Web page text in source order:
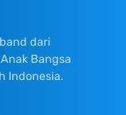
dari
Bangsa
Indonesia.